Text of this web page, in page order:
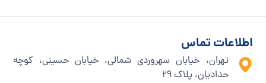
اطلاعات تماس
تهران، خیابان سهروردی شمالی، خیابان حسینی، کوچه
حدادیان، پلاک ۲۹